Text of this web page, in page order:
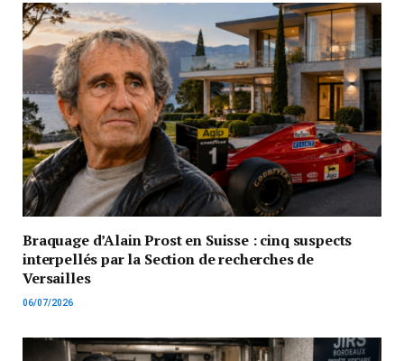
Braquage d’Alain Prost en Suisse : cinq suspects
interpellés par la Section de recherches de
Versailles
06/07/2026